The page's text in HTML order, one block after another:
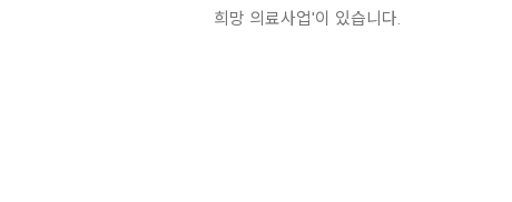
희망 의료사업'이 있습니다.